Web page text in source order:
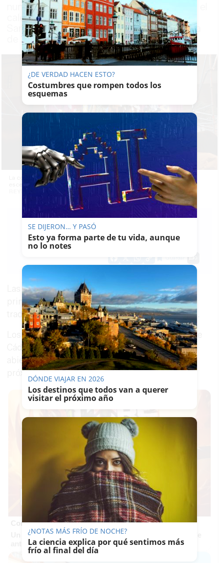
nunca se había celebrado antes de concluir el
calendario navideño ni fuera de la plaza de
San Francisco hasta este viernes, tercer día
de 2025
La coincidencia de fechas hizo a los Reyes Magos aparecer en el
escenario de la Pestiñá este viernes. -
04/01/2025
Actualizado: 04/01/2025 - 09:46
Las cosas cambian aunque cueste verlo a la
primera mirada en unaciudadque convierte en
tradición cualquier cita que se repita tres veces.
Los multitudinariosactos previos al carnavalde
Cádiz ya no son aquellos ensayos generales
abiertos al público en los que descubrir los
próximos pelotazos.
Corepunk MMORPG
Un verdadero MMORPG de la vieja escuela ¡Cómo los de
antes, pero mejor!
¿DE VERDAD HACEN ESTO?
Costumbres que rompen todos los
esquemas
SE DIJERON… Y PASÓ
Esto ya forma parte de tu vida, aunque
no lo notes
DÓNDE VIAJAR EN 2026
Los destinos que todos van a querer
visitar el próximo año
¿NOTAS MÁS FRÍO DE NOCHE?
La ciencia explica por qué sentimos más
frío al final del día